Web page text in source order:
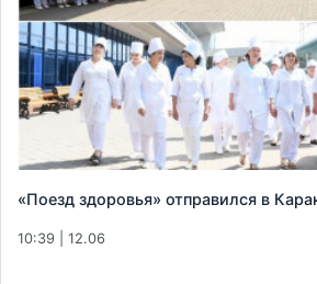
«Поезд здоровья» отправился в
10:39 | 12.06